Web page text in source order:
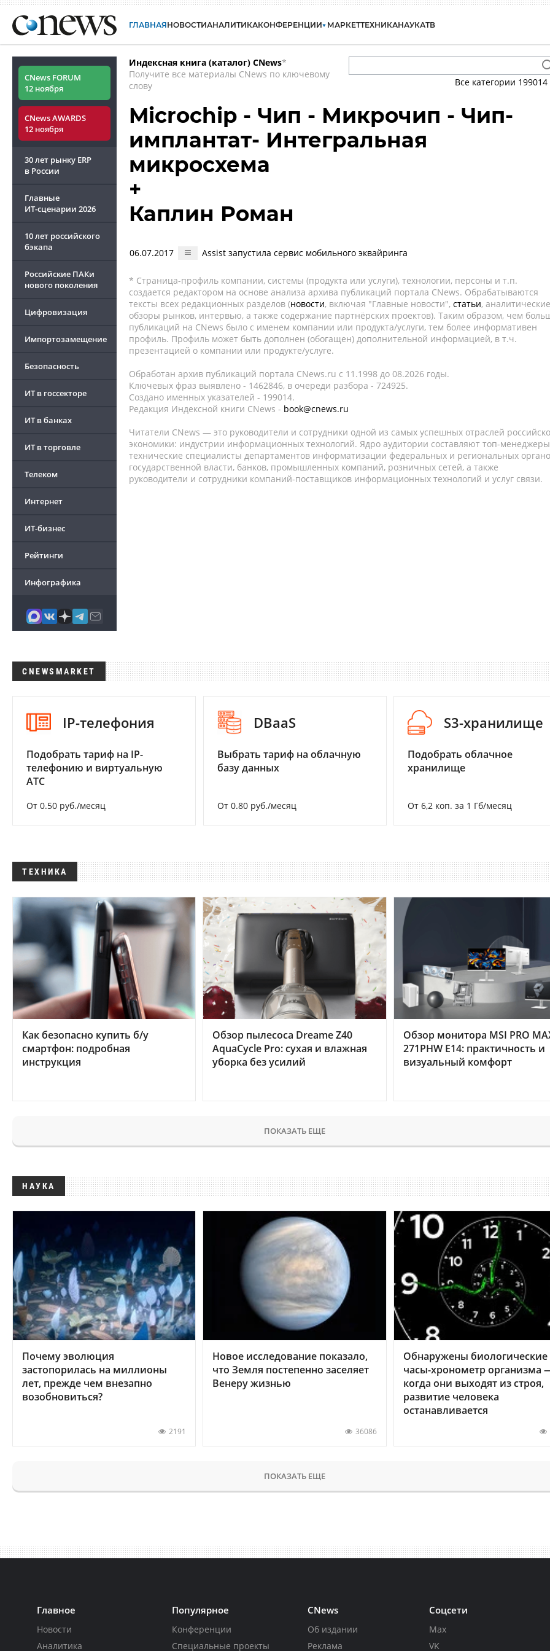
ГЛАВНАЯНОВОСТИАНАЛИТИКАКОНФЕРЕНЦИИ МАРКЕТТЕХНИКАНАУКАТВ
CNews FORUM
12 ноября
CNews AWARDS
12 ноября
30 лет рынку ERP
в России
Главные
ИТ-сценарии 2026
10 лет российского
бэкапа
Российские ПАКи
нового поколения
Цифровизация
Импортозамещение
Безопасность
ИТ в госсекторе
ИТ в банках
ИТ в торговле
Телеком
Интернет
ИТ-бизнес
Рейтинги
Инфографика
Индексная книга (каталог) CNews*
Получите все материалы CNews по ключевому
слову
Все категории 199014
Microchip - Чип - Микрочип - Чип-
имплантат- Интегральная
микросхема
+
Каплин Роман
06.07.2017 Assist запустила сервис мобильного эквайринга
* Страница-профиль компании, системы (продукта или услуги), технологии, персоны и т.п.
создается редактором на основе анализа архива публикаций портала CNews. Обрабатываются
тексты всех редакционных разделов (новости, включая "Главные новости", статьи, аналитические
обзоры рынков, интервью, а также содержание партнёрских проектов). Таким образом, чем
публикаций на CNews было с именем компании или продукта/услуги, тем более информативен
профиль. Профиль может быть дополнен (обогащен) дополнительной информацией, в т.ч.
презентацией о компании или продукте/услуге.
Обработан архив публикаций портала CNews.ru c 11.1998 до 08.2026 годы.
Ключевых фраз выявлено - 1462846, в очереди разбора - 724925.
Создано именных указателей - 199014.
Редакция Индексной книги CNews - book@cnews.ru
Читатели CNews — это руководители и сотрудники одной из самых успешных отраслей
экономики: индустрии информационных технологий. Ядро аудитории составляют топ-
технические специалисты департаментов информатизации федеральных и региональных
государственной власти, банков, промышленных компаний, розничных сетей, а также
руководители и сотрудники компаний-поставщиков информационных технологий и услуг связи.
CNEWSMARKET
IP-телефония
Подобрать тариф на IP-
телефонию и виртуальную
АТС
От 0.50 руб./месяц
DBaaS
Выбрать тариф на облачную
базу данных
От 0.80 руб./месяц
S3-хранилище
Подобрать облачное
хранилище
От 6,2 коп. за 1 Гб/месяц
ТЕХНИКА
Как безопасно купить б/у
смартфон: подробная
инструкция
Обзор пылесоса Dreame Z40
AquaCycle Pro: сухая и влажная
уборка без усилий
Обзор монитора MSI PRO
271PHW E14: практичность и
визуальный комфорт
ПОКАЗАТЬ ЕЩЕ
НАУКА
Почему эволюция
застопорилась на миллионы
лет, прежде чем внезапно
возобновиться?
2191
Новое исследование показало,
что Земля постепенно заселяет
Венеру жизнью
36086
Обнаружены биологические
часы-хронометр организма
когда они выходят из строя,
развитие человека
останавливается
ПОКАЗАТЬ ЕЩЕ
Главное
Новости
Аналитика
Популярное
Конференции
Специальные проекты
CNews
Об издании
Реклама
Соцсети
Max
VK